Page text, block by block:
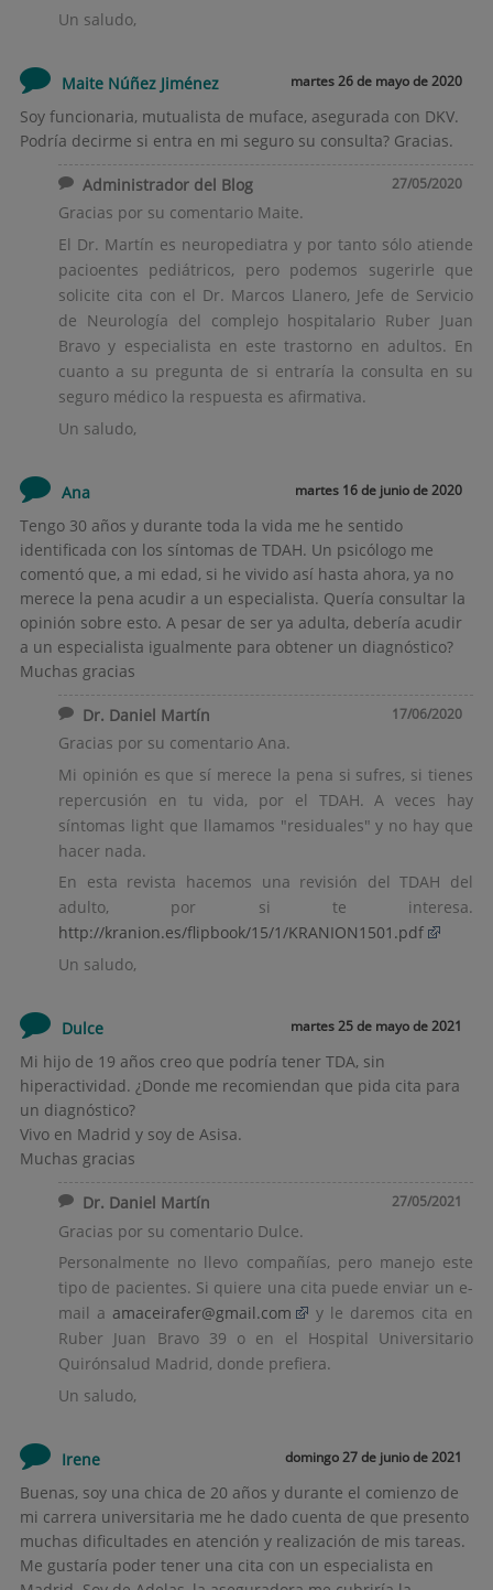
Un saludo,
Maite Núñez Jiménez martes 26 de mayo de 2020
Soy funcionaria, mutualista de muface, asegurada con DKV.
Podría decirme si entra en mi seguro su consulta? Gracias.
Administrador del Blog 27/05/2020
Gracias por su comentario Maite.
El Dr. Martín es neuropediatra y por tanto sólo atiende
pacioentes pediátricos, pero podemos sugerirle que
solicite cita con el Dr. Marcos Llanero, Jefe de Servicio
de Neurología del complejo hospitalario Ruber Juan
Bravo y especialista en este trastorno en adultos. En
cuanto a su pregunta de si entraría la consulta en su
seguro médico la respuesta es afirmativa.
Un saludo,
Ana martes 16 de junio de 2020
Tengo 30 años y durante toda la vida me he sentido
identificada con los síntomas de TDAH. Un psicólogo me
comentó que, a mi edad, si he vivido así hasta ahora, ya no
merece la pena acudir a un especialista. Quería consultar la
opinión sobre esto. A pesar de ser ya adulta, debería acudir
a un especialista igualmente para obtener un diagnóstico?
Muchas gracias
Dr. Daniel Martín 17/06/2020
Gracias por su comentario Ana.
Mi opinión es que sí merece la pena si sufres, si tienes
repercusión en tu vida, por el TDAH. A veces hay
síntomas light que llamamos "residuales" y no hay que
hacer nada.
En esta revista hacemos una revisión del TDAH del
adulto, por si te interesa.
http://kranion.es/flipbook/15/1/KRANION1501.pdf
Un saludo,
Dulce martes 25 de mayo de 2021
Mi hijo de 19 años creo que podría tener TDA, sin
hiperactividad. ¿Donde me recomiendan que pida cita para
un diagnóstico?
Vivo en Madrid y soy de Asisa.
Muchas gracias
Dr. Daniel Martín 27/05/2021
Gracias por su comentario Dulce.
Personalmente no llevo compañías, pero manejo este
tipo de pacientes. Si quiere una cita puede enviar un e-
mail a amaceirafer@gmail.com
y le daremos cita en
Ruber Juan Bravo 39 o en el Hospital Universitario
Quirónsalud Madrid, donde prefiera.
Un saludo,
Irene domingo 27 de junio de 2021
Buenas, soy una chica de 20 años y durante el comienzo de
mi carrera universitaria me he dado cuenta de que presento
muchas dificultades en atención y realización de mis tareas.
Me gustaría poder tener una cita con un especialista en